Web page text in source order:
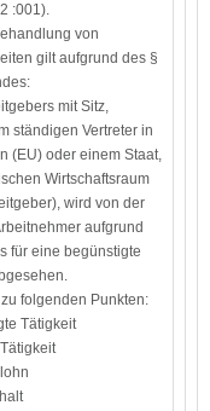
:001).
von
gilt aufgrund des §
mit Sitz,
ständigen Vertreter in
(EU) oder einem Staat,
Wirtschaftsraum
wird von der
aufgrund
für eine begünstigte
folgenden Punkten:
Tätigkeit